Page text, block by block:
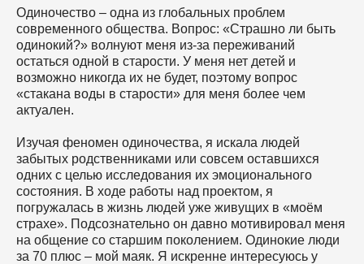
Одиночество – одна из глобальных проблем
современного общества. Вопрос: «Страшно ли быть
одинокий?» волнуют меня из-за переживаний
остаться одной в старости. У меня нет детей и
возможно никогда их не будет, поэтому вопрос
«стакана воды в старости» для меня более чем
актуален.
Изучая феномен одиночества, я искала людей
забытых родственниками или совсем оставшихся
одних с целью исследования их эмоционального
состояния. В ходе работы над проектом, я
погружалась в жизнь людей уже живущих в «моём
страхе». Подсознательно он давно мотивировал меня
на общение со старшим поколением. Одинокие люди
за 70 плюс – мой маяк. Я искренне интересуюсь у